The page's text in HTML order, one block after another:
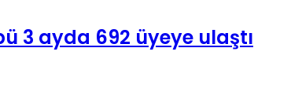
3 ayda 692 üyeye ulaştı